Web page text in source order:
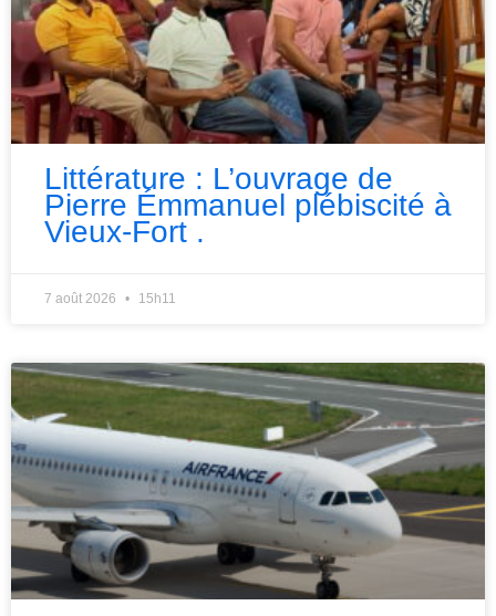
Littérature : L’ouvrage de
Pierre Émmanuel plébiscité à
Vieux-Fort .
7 août 2026 15h11